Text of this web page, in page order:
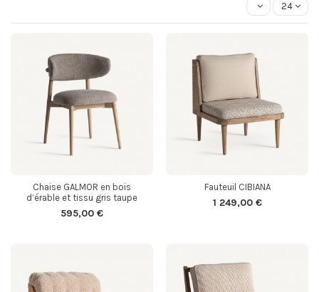
24
Chaise GALMOR en bois
d’érable et tissu gris taupe
595,00 €
Fauteuil CIBIANA
1 249,00 €